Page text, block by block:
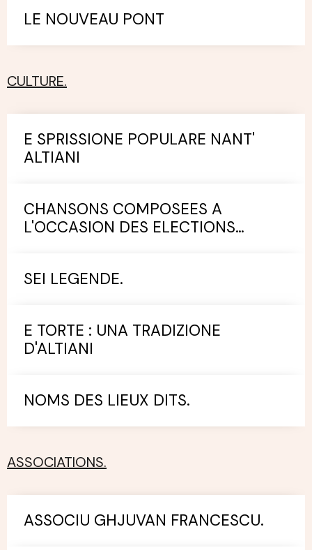
LE NOUVEAU PONT
CULTURE.
E SPRISSIONE POPULARE NANT'
ALTIANI
CHANSONS COMPOSEES A
L'OCCASION DES ELECTIONS
SEI LEGENDE.
E TORTE : UNA TRADIZIONE
D'ALTIANI
NOMS DES LIEUX DITS.
ASSOCIATIONS.
ASSOCIU GHJUVAN FRANCESCU.